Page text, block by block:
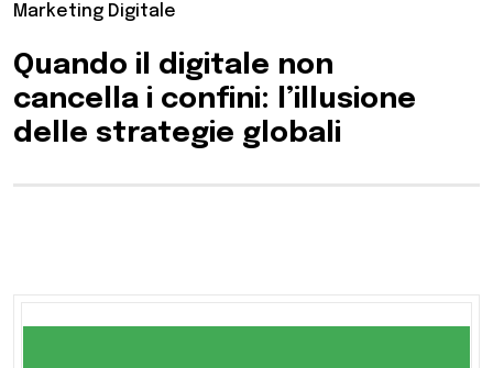
Marketing Digitale
Quando il digitale non
cancella i confini: l’illusione
delle strategie globali